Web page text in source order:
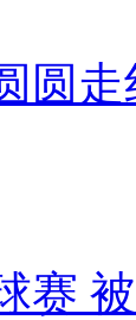
圆走
赛